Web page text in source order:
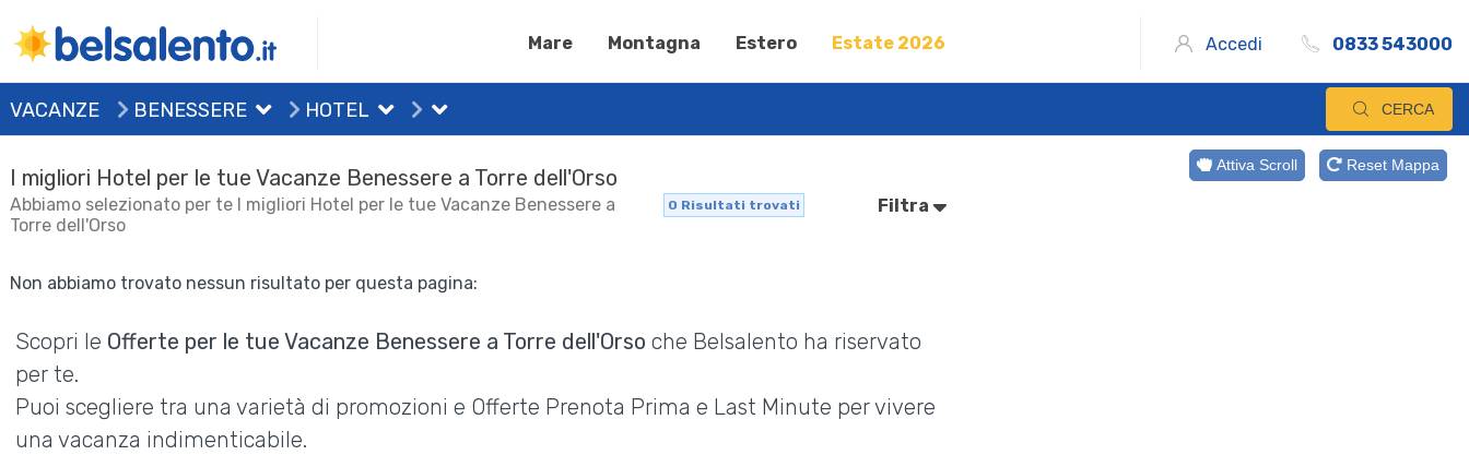
Mare Montagna Estero Estate 2026 Accedi 0833 543000
VACANZE BENESSERE HOTEL CERCA
I migliori Hotel per le tue Vacanze Benessere a Torre dell'Orso
Abbiamo selezionato per te I migliori Hotel per le tue Vacanze Benessere a
Torre dell'Orso
0 Risultati trovati Filtra
Non abbiamo trovato nessun risultato per questa pagina:
Scopri le Offerte per le tue Vacanze Benessere a Torre dell'Orso che Belsalento ha riservato
per te.
Puoi scegliere tra una varietà di promozioni e Offerte Prenota Prima e Last Minute per vivere
una vacanza indimenticabile.
Attiva Scroll Reset Mappa